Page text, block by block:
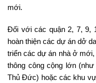
mới.
Đối với các quận 2, 7, 9,
hoàn thiện các dự án dở
triển các dự án nhà ở
thông công cộng lớn
Thủ Đức) hoặc các khu